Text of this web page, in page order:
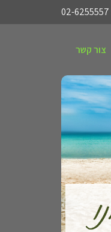
צור קשר